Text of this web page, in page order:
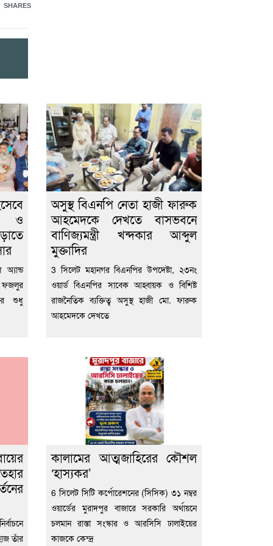
SHARES
ও
ফজলুর
শুধু
অসুস্থ বিএনপি নেতা হাজী ফারুক
আহমেদকে দেখতে বাসভবনে
বাণিজ্যমন্ত্রী খন্দকার আব্দুল
মুক্তাদির
3 সিলেট মহানগর বিএনপির উপদেষ্টা, ২৩নং
ওয়ার্ড বিএনপির সাবেক আহ্বায়ক ও বিশিষ্ট
রাজনৈতিক ব্যক্তিত্ব অসুস্থ হাজী মো. ফারুক
আহমেদকে দেখতে
তাঁর
কালামের আত্মজাহিরের কৌশল
‘হাস্যকর’
6 সিলেট সিটি কর্পোরেশনের (সিসিক) ৩১ নম্বর
ওয়ার্ডের মুরাদপুর বাজারে সরকারি অর্থায়নে
চলমান রাস্তা সংস্কার ও আরসিসি ঢালাইয়ের
কাজকে কেন্দ্র